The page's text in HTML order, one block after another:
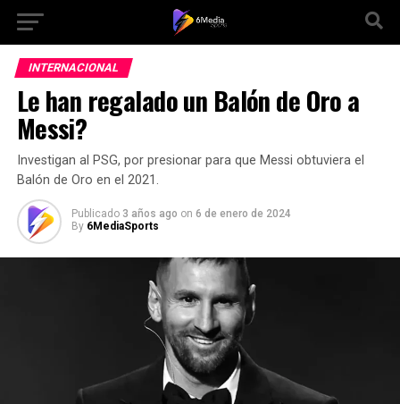
INTERNACIONAL
Le han regalado un Balón de Oro a
Messi?
Investigan al PSG, por presionar para que Messi obtuviera el
Balón de Oro en el 2021.
Publicado 3 años ago on 6 de enero de 2024
By 6MediaSports
Ir a la versión móvil